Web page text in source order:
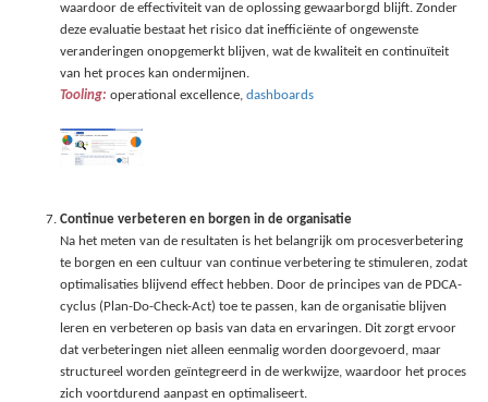
waardoor de effectiviteit van de oplossing gewaarborgd blijft. Zonder
deze evaluatie bestaat het risico dat inefficiënte of ongewenste
veranderingen onopgemerkt blijven, wat de kwaliteit en continuïteit
van het proces kan ondermijnen.
Tooling: operational excellence, dashboards
Continue verbeteren en borgen in de organisatie
Na het meten van de resultaten is het belangrijk om procesverbetering
te borgen en een cultuur van continue verbetering te stimuleren, zodat
optimalisaties blijvend effect hebben. Door de principes van de PDCA-
cyclus (Plan-Do-Check-Act) toe te passen, kan de organisatie blijven
leren en verbeteren op basis van data en ervaringen. Dit zorgt ervoor
dat verbeteringen niet alleen eenmalig worden doorgevoerd, maar
structureel worden geïntegreerd in de werkwijze, waardoor het proces
zich voortdurend aanpast en optimaliseert.